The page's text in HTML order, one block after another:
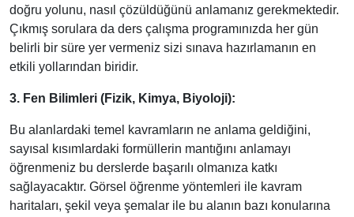
doğru yolunu, nasıl çözüldüğünü anlamanız gerekmektedir.
Çıkmış sorulara da ders çalışma programınızda her gün
belirli bir süre yer vermeniz sizi sınava hazırlamanın en
etkili yollarından biridir.
3. Fen Bilimleri (Fizik, Kimya, Biyoloji):
Bu alanlardaki temel kavramların ne anlama geldiğini,
sayısal kısımlardaki formüllerin mantığını anlamayı
öğrenmeniz bu derslerde başarılı olmanıza katkı
sağlayacaktır. Görsel öğrenme yöntemleri ile kavram
haritaları, şekil veya şemalar ile bu alanın bazı konularına